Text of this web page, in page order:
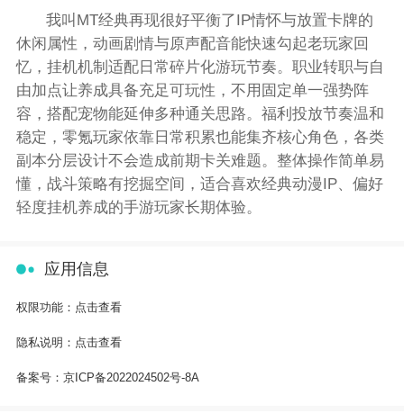
我叫MT经典再现很好平衡了IP情怀与放置卡牌的
休闲属性，动画剧情与原声配音能快速勾起老玩家回
忆，挂机机制适配日常碎片化游玩节奏。职业转职与自
由加点让养成具备充足可玩性，不用固定单一强势阵
容，搭配宠物能延伸多种通关思路。福利投放节奏温和
稳定，零氪玩家依靠日常积累也能集齐核心角色，各类
副本分层设计不会造成前期卡关难题。整体操作简单易
懂，战斗策略有挖掘空间，适合喜欢经典动漫IP、偏好
轻度挂机养成的手游玩家长期体验。
应用信息
权限功能： 点击查看
隐私说明： 点击查看
备案号： 京ICP备2022024502号-8A